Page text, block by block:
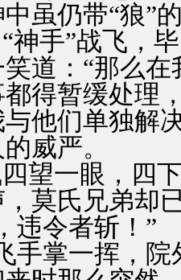
仍带“狼”的
神手”战飞，
：“那么在
得暂缓处理
他们单独解
威严。
一眼，四下
莫氏兄弟却
违令者斩！”
掌一挥，院